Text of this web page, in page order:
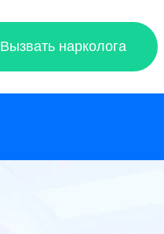
Вызвать нарколога